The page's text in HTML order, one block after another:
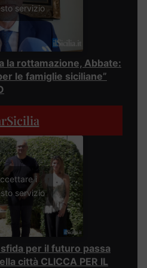
servizio
la rottamazione, Abbate:
le famiglie siciliane”
i
servizio
sfida per il futuro passa
città CLICCA PER IL